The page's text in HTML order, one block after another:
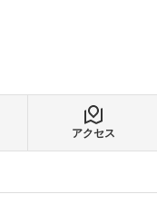
アクセス